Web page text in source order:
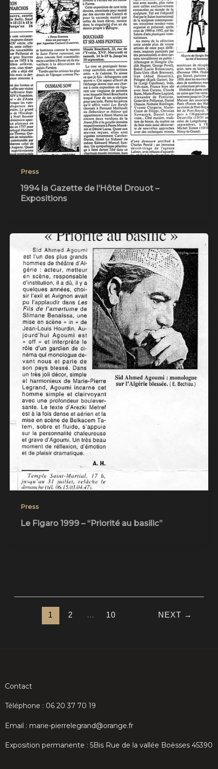
Press
1994 la Gazette de l’Hôtel Drouot –
Expositions
Press
Le Figaro 1999 – “Priorité au basilic”
1 2 … 10 NEXT →
Contact
Téléphone : 06 20 37 70 19
Email : marie-pierrelegrand@orange.fr
Exposition permanente : 5Bis Rue de la vallée Boësses 45390